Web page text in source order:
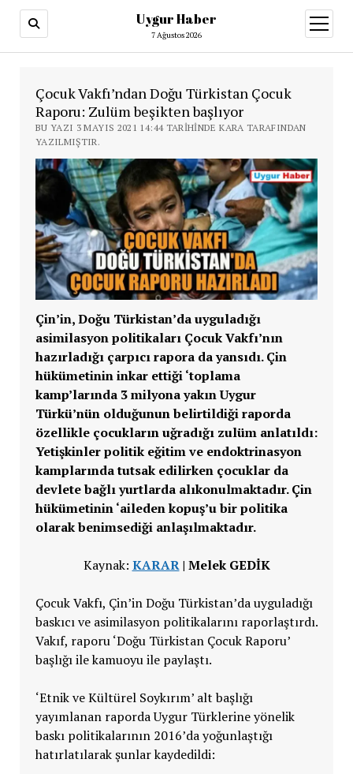
Uygur Haber
7 Ağustos 2026
aç
Çocuk Vakfı’ndan Doğu Türkistan Çocuk
Raporu: Zulüm beşikten başlıyor
BU YAZI 3 MAYIS 2021 14:44 TARIHINDE KARA TARAFINDAN
YAZILMIŞTIR.
Çin’in, Doğu Türkistan’da uyguladığı
asimilasyon politikaları Çocuk Vakfı’nın
hazırladığı çarpıcı rapora da yansıdı. Çin
hükümetinin inkar ettiği ‘toplama
kamp’larında 3 milyona yakın Uygur
Türkü’nün olduğunun belirtildiği raporda
özellikle çocukların uğradığı zulüm anlatıldı:
Yetişkinler politik eğitim ve endoktrinasyon
kamplarında tutsak edilirken çocuklar da
devlete bağlı yurtlarda alıkonulmaktadır. Çin
hükümetinin ‘aileden kopuş’u bir politika
olarak benimsediği anlaşılmaktadır.
Kaynak: KARAR| Melek GEDİK
Çocuk Vakfı, Çin’in Doğu Türkistan’da uyguladığı
baskıcı ve asimilasyon politikalarını raporlaştırdı.
Vakıf, raporu ‘Doğu Türkistan Çocuk Raporu’
başlığı ile kamuoyu ile paylaştı.
‘Etnik ve Kültürel Soykırım’ alt başlığı
yayımlanan raporda Uygur Türklerine yönelik
baskı politikalarının 2016’da yoğunlaştığı
hatırlatılarak şunlar kaydedildi: